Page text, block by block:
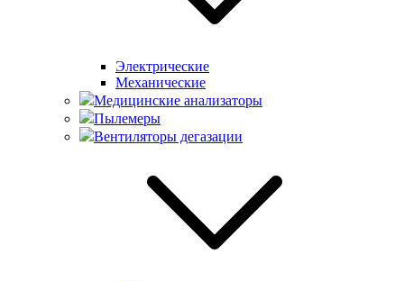
Электрические
Механические
Медицинские анализаторы
Пылемеры
Вентиляторы дегазации